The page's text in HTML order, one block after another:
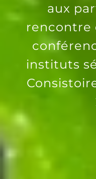
aux
rencontre
instituts